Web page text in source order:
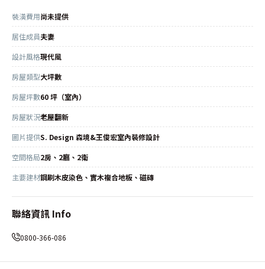
裝潢費用尚未提供
居住成員夫妻
設計風格現代風
房屋類型大坪數
房屋坪數60 坪（室內）
房屋狀況老屋翻新
圖片提供S. Design 森境&王俊宏室內裝修設計
空間格局2房、2廳、2衛
主要建材鋼刷木皮染色、實木複合地板、磁磚
聯絡資訊 Info
0800-366-086